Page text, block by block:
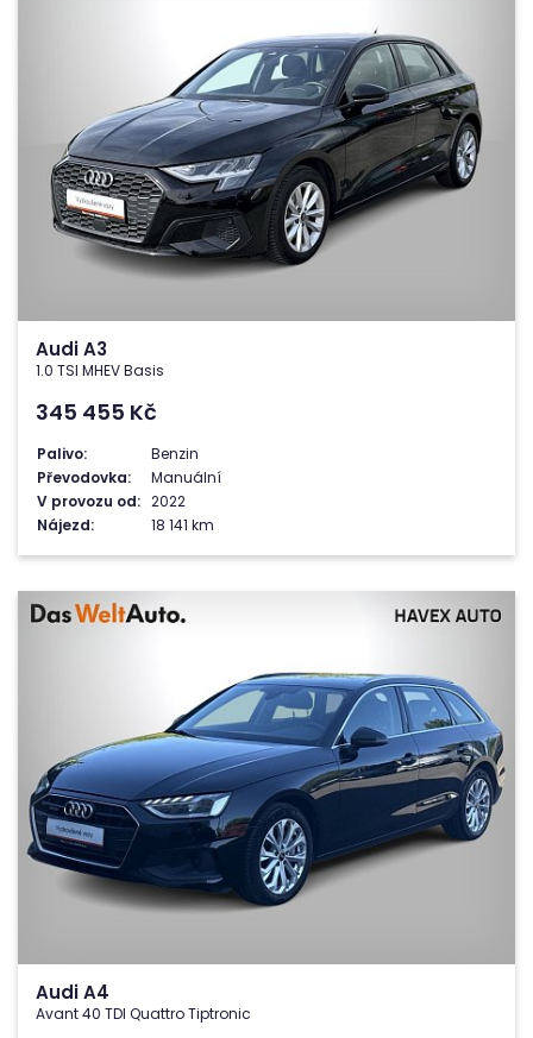
Audi A3
1.0 TSI MHEV Basis
345 455 Kč
Palivo:
Benzin
Převodovka:
Manuální
V provozu od: 2022
Nájezd:
18 141 km
Audi A4
Avant 40 TDI Quattro Tiptronic